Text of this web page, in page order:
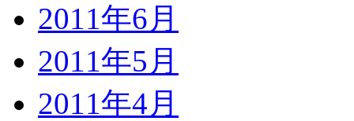
2011年6月
2011年5月
2011年4月